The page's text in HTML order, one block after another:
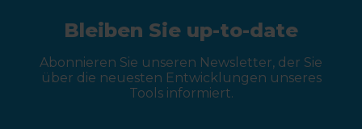
Bleiben Sie up-to-date
Abonnieren Sie unseren Newsletter, der Sie
über die neuesten Entwicklungen unseres
Tools informiert.